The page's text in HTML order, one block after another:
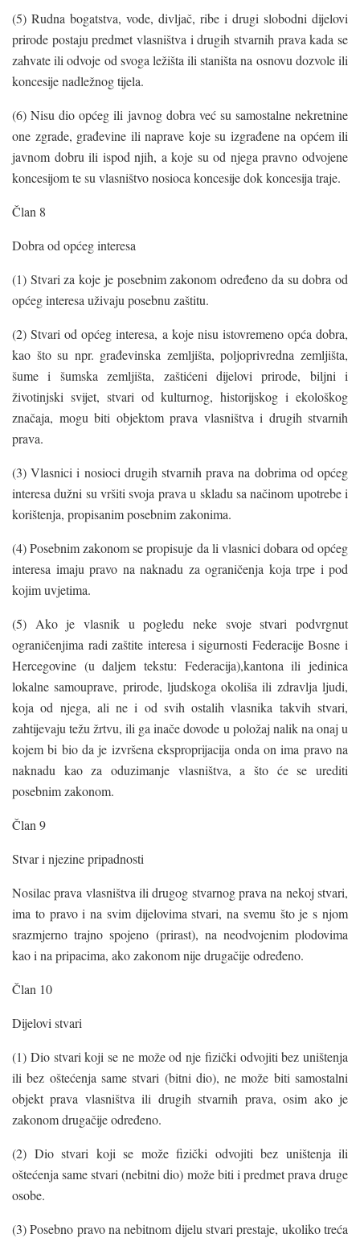
(5) Rudna bogatstva, vode, divljač, ribe i drugi slobodni dijelovi
prirode postaju predmet vlasništva i drugih stvarnih prava kada se
zahvate ili odvoje od svoga ležišta ili staništa na osnovu dozvole ili
koncesije nadležnog tijela.
(6) Nisu dio općeg ili javnog dobra već su samostalne nekretnine
one zgrade, građevine ili naprave koje su izgrađene na općem ili
javnom dobru ili ispod njih, a koje su od njega pravno odvojene
koncesijom te su vlasništvo nosioca koncesije dok koncesija traje.
Član 8
Dobra od općeg interesa
(1) Stvari za koje je posebnim zakonom određeno da su dobra od
općeg interesa uživaju posebnu zaštitu.
(2) Stvari od općeg interesa, a koje nisu istovremeno opća dobra,
kao što su npr. građevinska zemljišta, poljoprivredna zemljišta,
šume i šumska zemljišta, zaštićeni dijelovi prirode, biljni i
životinjski svijet, stvari od kulturnog, historijskog i ekološkog
značaja, mogu biti objektom prava vlasništva i drugih stvarnih
prava.
(3) Vlasnici i nosioci drugih stvarnih prava na dobrima od općeg
interesa dužni su vršiti svoja prava u skladu sa načinom upotrebe i
korištenja, propisanim posebnim zakonima.
(4) Posebnim zakonom se propisuje da li vlasnici dobara od općeg
interesa imaju pravo na naknadu za ograničenja koja trpe i pod
kojim uvjetima.
(5) Ako je vlasnik u pogledu neke svoje stvari podvrgnut
ograničenjima radi zaštite interesa i sigurnosti Federacije Bosne i
Hercegovine (u daljem tekstu: Federacija),kantona ili jedinica
lokalne samouprave, prirode, ljudskoga okoliša ili zdravlja ljudi,
koja od njega, ali ne i od svih ostalih vlasnika takvih stvari,
zahtijevaju težu žrtvu, ili ga inače dovode u položaj nalik na onaj u
kojem bi bio da je izvršena eksproprijacija onda on ima pravo na
naknadu kao za oduzimanje vlasništva, a što će se urediti
posebnim zakonom.
Član 9
Stvar i njezine pripadnosti
Nosilac prava vlasništva ili drugog stvarnog prava na nekoj stvari,
ima to pravo i na svim dijelovima stvari, na svemu što je s njom
srazmjerno trajno spojeno (prirast), na neodvojenim plodovima
kao i na pripacima, ako zakonom nije drugačije određeno.
Član 10
Dijelovi stvari
(1) Dio stvari koji se ne može od nje fizički odvojiti bez uništenja
ili bez oštećenja same stvari (bitni dio), ne može biti samostalni
objekt prava vlasništva ili drugih stvarnih prava, osim ako je
zakonom drugačije određeno.
(2) Dio stvari koji se može fizički odvojiti bez uništenja ili
oštećenja same stvari (nebitni dio) može biti i predmet prava druge
osobe.
(3) Posebno pravo na nebitnom dijelu stvari prestaje, ukoliko treća